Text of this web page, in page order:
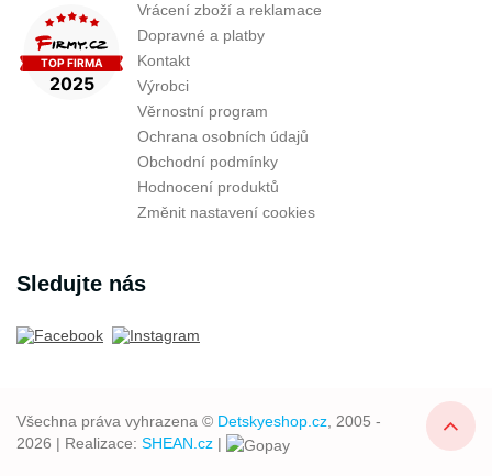
Vrácení zboží a reklamace
Dopravné a platby
Kontakt
Výrobci
Věrnostní program
Ochrana osobních údajů
Obchodní podmínky
Hodnocení produktů
Změnit nastavení cookies
Sledujte nás
Všechna práva vyhrazena © Detskyeshop.cz, 2005 -
2026 | Realizace: SHEAN.cz |